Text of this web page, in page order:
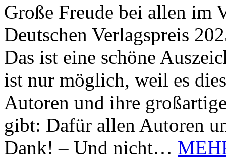
Große Freude bei allen im
Deutschen Verlagspreis
Das ist eine schöne
ist nur möglich, weil es
Autoren und ihre
gibt: Dafür allen Autoren
Dank! – Und nicht…